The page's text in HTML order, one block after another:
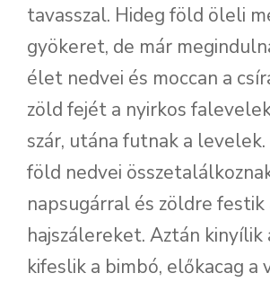
tavasszal. Hideg föld öleli
gyökeret, de már
élet nedvei és moccan a
zöld fejét a nyirkos
szár, utána futnak a
föld nedvei
napsugárral és zöldre festik
hajszálereket. Aztán kinyílik
kifeslik a bimbó, előkacag a